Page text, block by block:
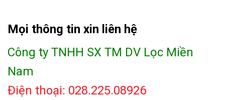
Mọi thông tin xin liên hệ
Công ty TNHH SX TM DV Lọc Miền
Nam
Điện thoại: 028.225.08926